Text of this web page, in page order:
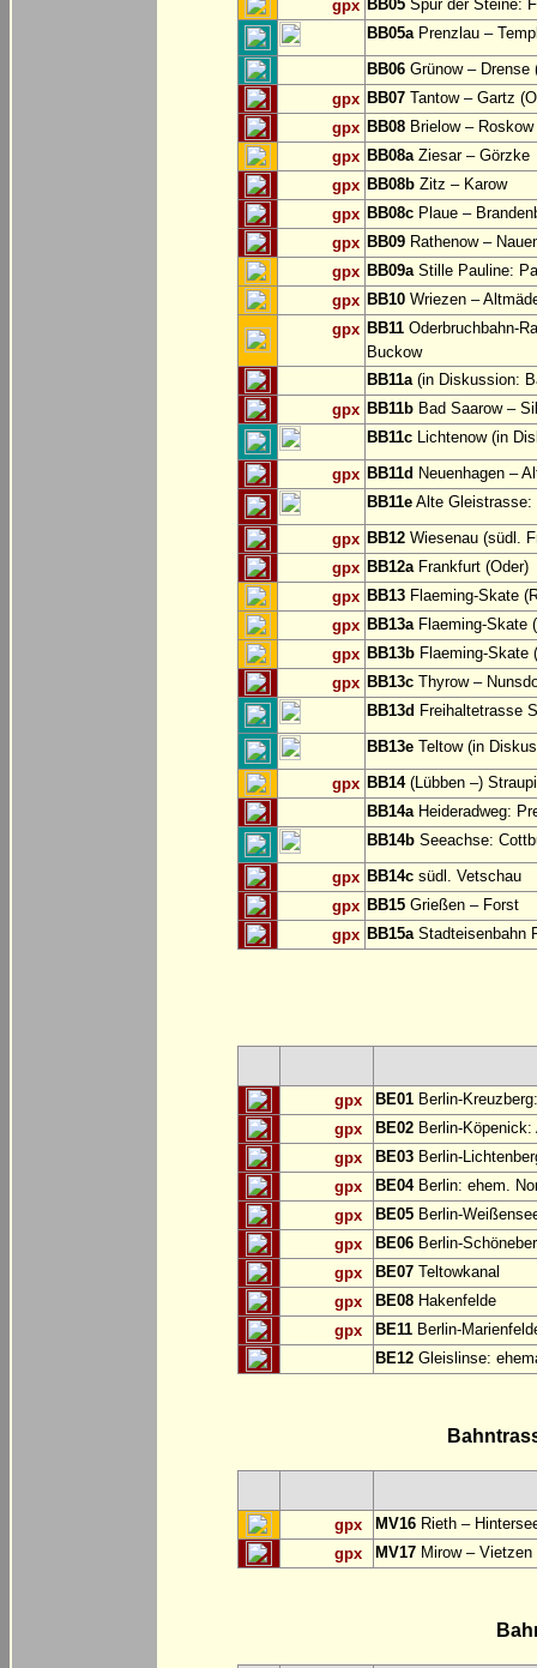
gpx BB05 Spur der Steine:
BB05aPrenzlau –
BB06 Grünow – Drense
gpx BB07 Tantow – Gartz
gpx BB08 Brielow –
gpx BB08aZiesar – Görzke
gpx BB08b Zitz – Karow
gpx BB08c Plaue –
gpx BB09 Rathenow –
gpx BB09aStille Pauline:
gpx BB10 Wriezen –
gpx BB11 Oderbruchbahn-
Buckow
BB11a(in Diskussion:
gpx BB11b Bad Saarow –
BB11c Lichtenow (in
gpx BB11d Neuenhagen –
BB11e Alte Gleistrasse:
gpx BB12 Wiesenau (südl.
gpx BB12aFrankfurt (Oder)
gpx BB13 Flaeming-Skate
gpx BB13aFlaeming-Skate
gpx BB13b Flaeming-Skate
gpx BB13c Thyrow –
BB13d Freihaltetrasse
BB13e Teltow (in
gpx BB14(Lübben –)
BB14aHeideradweg:
BB14b Seeachse:
gpx BB14c südl. Vetschau
gpx BB15 Grießen – Forst
gpx BB15aStadteisenbahn
gpx BE01 Berlin-
gpx
BE02 Berlin-
gpx
BE03 Berlin-
gpx
BE04Berlin: ehem.
gpx
BE05 Berlin-
gpx
BE06 Berlin-
gpx
BE07 Teltowkanal
gpx
BE08 Hakenfelde
gpx
BE11 Berlin-
BE12 Gleislinse:
gpx MV16 Rieth –
gpx
MV17 Mirow – Vietzen